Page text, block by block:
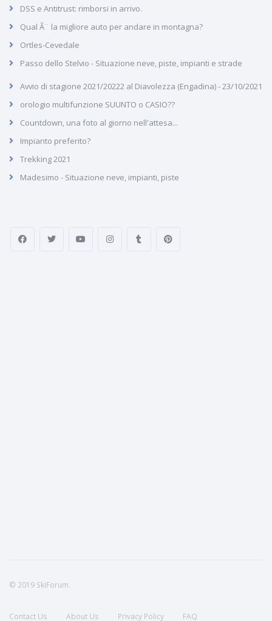
DSS e Antitrust: rimborsi in arrivo.
Qual Ã¨ la migliore auto per andare in montagna?
Ortles-Cevedale
Passo dello Stelvio - Situazione neve, piste, impianti e strade
Avvio di stagione 2021/20222 al Diavolezza (Engadina) - 23/10/2021
orologio multifunzione SUUNTO o CASIO??
Countdown, una foto al giorno nell'attesa...
Impianto preferito?
Trekking 2021
Madesimo - Situazione neve, impianti, piste
© 2019 SkiForum.
Contact Us About Us Privacy Policy FAQ